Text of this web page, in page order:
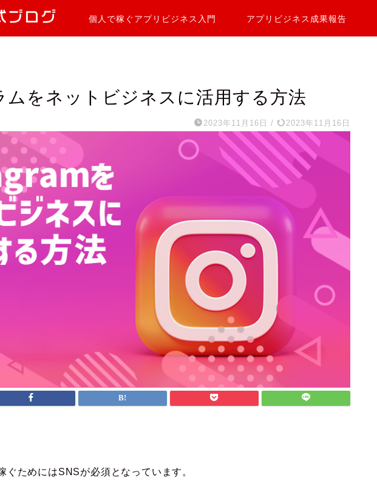
個人で稼ぐアプリビジネス入門 アプリビジネス成果報告
ムをネットビジネスに活用する方法
2023年11月16日 / 2023年11月16日
ぐためにはSNSが必須となっています。